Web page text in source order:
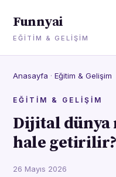
Funnyai
EĞITIM & GELIŞIM
Anasayfa · Eğitim & Gelişim
EĞITIM & GELIŞIM
Dijital dünya
hale getirilir?
26 Mayıs 2026